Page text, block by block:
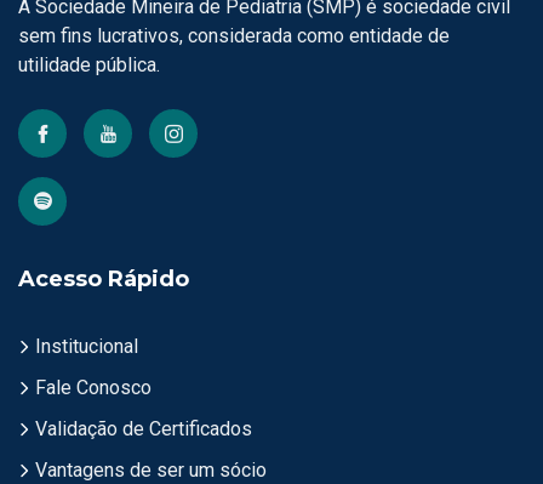
A Sociedade Mineira de Pediatria (SMP) é sociedade civil
sem fins lucrativos, considerada como entidade de
utilidade pública.
Acesso Rápido
Institucional
Fale Conosco
Validação de Certificados
Vantagens de ser um sócio